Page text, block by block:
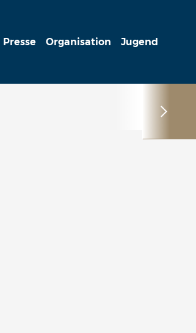
Presse Organisation Jugend